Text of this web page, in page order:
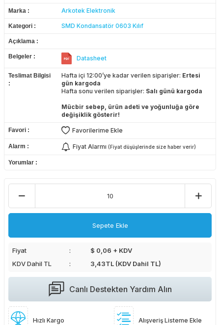
Marka Arkotek Elektronik
Kategori SMD Kondansatör 0603 Kılıf
Açıklama
Belgeler Datasheet
Teslimat Bilgisi Hafta içi 12:00’ye kadar verilen siparişler: Ertesi
gün kargoda
Hafta sonu verilen siparişler: Salı günü kargoda
Mücbir sebep, ürün adeti ve yoğunluğa göre
değişiklik gösterir!
Favori Favorilerime Ekle
Alarm Fiyat Alarmı (Fiyat düşüşlerinde size haber verir)
Yorumlar
Sepete Ekle
Fiyat
$ 0,06 + KDV
KDV Dahil TL
3,43TL (KDV Dahil TL)
Canlı Destekten Yardım Alın
Hızlı Kargo Alışveriş Listeme Ekle